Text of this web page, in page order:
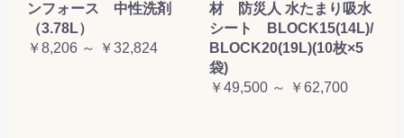
ンフォース 中性洗剤
（3.78L）
￥8,206 ～ ￥32,824
材 防災人 水たまり吸水
シート BLOCK15(14L)/
BLOCK20(19L)(10枚×5
袋)
￥49,500 ～ ￥62,700